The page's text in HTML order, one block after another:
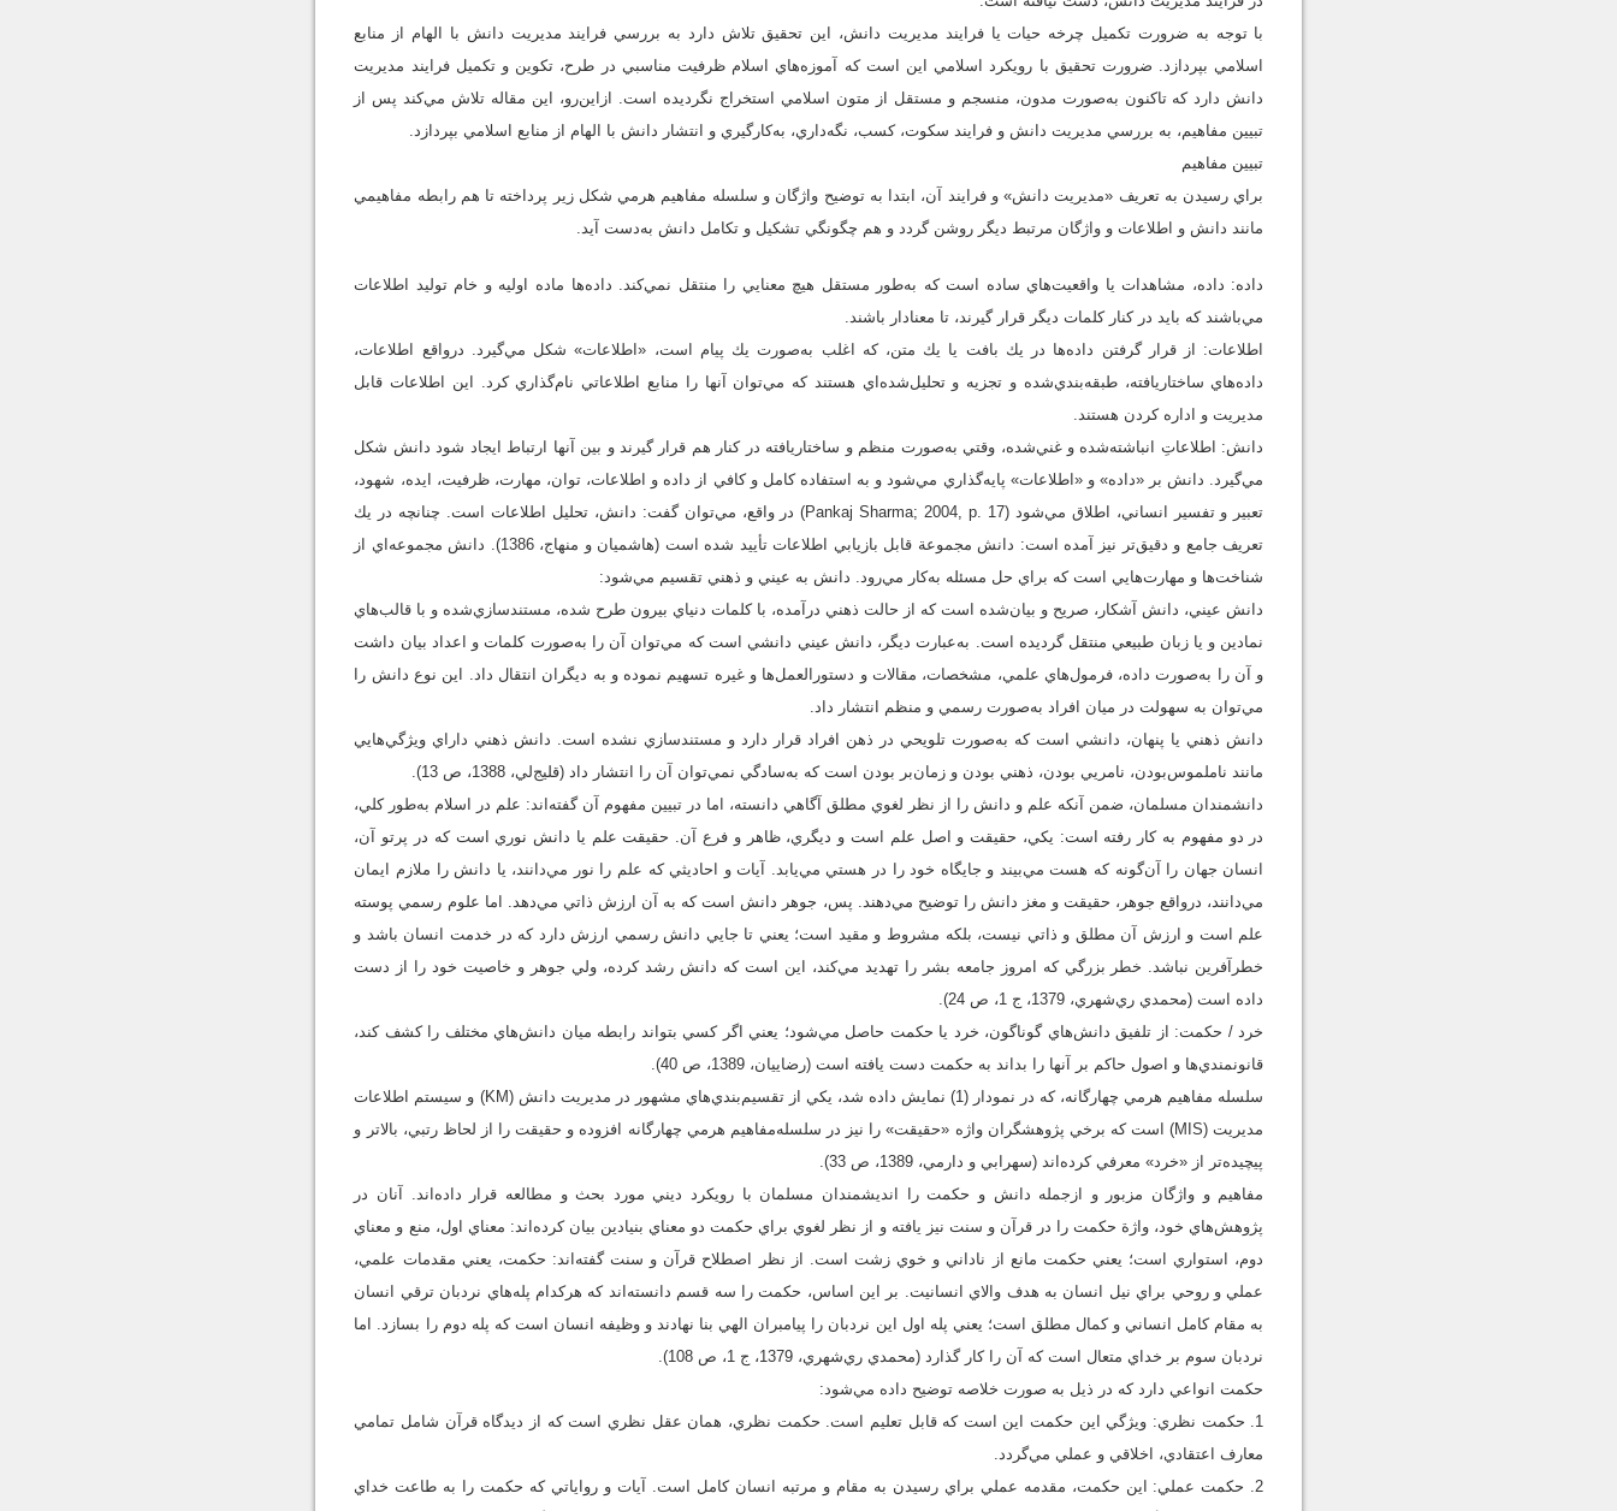
با توجه به ضرورت تكميل چرخه حيات يا فرايند مديريت دانش، اين تحقيق تلاش دارد به بررسي فرايند مديريت دانش با الهام از منابع
اسلامي بپردازد. ضرورت تحقيق با رويكرد اسلامي اين است كه آموزه‌هاي اسلام ظرفيت مناسبي در طرح، تكوين و تكميل فرايند مديريت
دانش دارد كه تاكنون به‌صورت مدون، منسجم و مستقل از متون اسلامي استخراج نگرديده است. ازاين‌رو، اين مقاله تلاش مي‌كند پس از
تبيين مفاهيم، به بررسي مديريت دانش و فرايند سكوت، كسب، نگه‌داري، به‌كارگيري و انتشار دانش با الهام از منابع اسلامي بپردازد.
تبيين مفاهيم
براي رسيدن به تعريف «مديريت دانش» و فرايند آن، ابتدا به توضيح واژگان و سلسله مفاهيم هرمي شكل زير پرداخته تا هم رابطه مفاهيمي
مانند دانش و اطلاعات و واژگان مرتبط ديگر روشن گردد و هم چگونگي تشكيل و تكامل دانش به‌دست آيد.
داده: داده، مشاهدات يا واقعيت‌هاي ساده است كه به‌طور مستقل هيچ معنايي را منتقل نمي‌كند. داده‌ها ماده اوليه و خام توليد اطلاعات
مي‌باشند كه بايد در كنار كلمات ديگر قرار گيرند، تا معنادار باشند.
اطلاعات: از قرار گرفتن داده‌ها در يك بافت يا يك متن، كه اغلب به‌صورت يك پيام است، «اطلاعات» شكل مي‌گيرد. در‌واقع اطلاعات،
داده‌هاي ساختاريافته، طبقه‌بندي‌شده و تجزيه و تحليل‌شده‌اي هستند كه مي‌توان آنها را منابع اطلاعاتي نام‌گذاري كرد. اين اطلاعات قابل
مديريت و اداره كردن هستند.
دانش: اطلاعاتِ انباشته‌شده و غني‌شده، وقتي به‌صورت منظم و ساختاريافته در كنار هم قرار گيرند و بين آنها ارتباط ايجاد شود دانش شكل
مي‌گيرد. دانش بر «داده» و «اطلاعات» پايه‌گذاري مي‌شود و به استفاده كامل و كافي از داده و اطلاعات، توان، مهارت، ظرفيت، ايده، شهود،
تعبير و تفسير انساني، اطلاق مي‌شود (Pankaj Sharma; 2004, p. 17) در ‌واقع، مي‌توان گفت: دانش، تحليل اطلاعات است. چنانچه در يك
تعريف جامع و دقيق‌تر نيز آمده است: دانش مجموعة قابل بازيابي اطلاعات تأييد شده است (هاشميان و منهاج، 1386). دانش مجموعه‌اي از
شناخت‌ها و مهارت‌هايي است كه براي حل مسئله به‌كار مي‌رود. دانش به عيني و ذهني تقسيم مي‌شود:
دانش عيني، دانش آشكار، صريح و بيان‌شده است كه از حالت ذهني درآمده، با كلمات دنياي بيرون طرح شده، مستندسازي‌شده و با قالب‌هاي
نمادين و يا زبان طبيعي منتقل گرديده است. به‌عبارت ديگر، دانش عيني دانشي است كه مي‌توان آن را به‌صورت كلمات و اعداد بيان داشت
و آن را به‌صورت داده، فرمول‌هاي علمي، مشخصات، مقالات و دستورالعمل‌ها و غيره تسهيم نموده و به ديگران انتقال داد. اين نوع دانش را
مي‌توان به سهولت در ميان افراد به‌صورت رسمي و منظم انتشار داد.
دانش ذهني يا پنهان، دانشي است كه به‌صورت تلويحي در ذهن افراد قرار دارد و مستندسازي نشده است. دانش ذهني داراي ويژگي‌هايي
مانند ناملموس‌بودن، نامريي بودن، ذهني بودن و زمان‌بر بودن است كه به‌سادگي نمي‌توان آن را انتشار داد (قليج‌لي، 1388، ص 13).
دانشمندان مسلمان، ضمن آنكه علم و دانش را از نظر لغوي مطلق آگاهي دانسته، اما در تبيين مفهوم آن گفته‌اند: علم در اسلام به‌طور كلي،
در دو مفهوم به كار رفته است: يكي، حقيقت و اصل علم است و ديگري، ظاهر و فرع آن. حقيقت علم يا دانش نوري است كه در پرتو آن،
انسان جهان را آن‌‌گونه كه هست مي‌بيند و جايگاه خود را در هستي مي‌يابد. آيات و احاديثي كه علم را نور مي‌دانند، يا دانش را ملازم ايمان
مي‌دانند، در‌واقع جوهر، حقيقت و مغز دانش را توضيح مي‌دهند. پس، جوهر دانش است كه به آن ارزش ذاتي مي‌دهد. اما علوم رسمي پوسته
علم است و ارزش آن مطلق و ذاتي نيست، بلكه مشروط و مقيد است؛ يعني تا جايي دانش رسمي ارزش دارد كه در خدمت انسان باشد و
خطرآفرين نباشد. خطر بزرگي كه امروز جامعه بشر را تهديد مي‌كند، اين است كه دانش رشد كرده، ولي جوهر و خاصيت خود را از دست
داده است (محمدي ري‌شهري، 1379، ج 1، ص 24).
خرد / حكمت: از تلفيق دانش‌هاي گوناگون، خرد يا حكمت حاصل مي‌شود؛ يعني اگر كسي بتواند رابطه ميان دانش‌هاي مختلف را كشف كند،
قانونمندي‌ها و اصول حاكم بر آنها را بداند به حكمت دست يافته است (رضاييان، 1389، ص 40).
سلسله مفاهيم هرمي چهارگانه، كه در نمودار (1) نمايش داده شد، يكي از تقسيم‌بندي‌هاي مشهور در مديريت دانش (KM) و سيستم اطلاعات
مديريت (MIS) است كه برخي پژوهشگران واژه «حقيقت» را نيز در سلسله‌مفاهيم هرمي چهارگانه افزوده و حقيقت را از لحاظ رتبي، بالاتر و
پيچيده‌تر از «خرد» معرفي كرده‌اند (سهرابي و دارمي، 1389، ص 33).
مفاهيم و واژگان مزبور و ازجمله دانش و حكمت را انديشمندان مسلمان با رويكرد ديني مورد بحث و مطالعه قرار داده‌اند. آنان در
پژوهش‌هاي خود، واژة حكمت را در قرآن و سنت نيز يافته و از نظر لغوي براي حكمت دو معناي بنيادين بيان كرده‌اند: معناي اول، منع و معناي
دوم، استواري است؛ يعني حكمت مانع از ناداني و خوي زشت است. از نظر اصطلاح قرآن و سنت گفته‌اند: حكمت، يعني مقدمات علمي،
عملي و روحي براي نيل انسان به هدف والاي انسانيت. بر اين اساس، حكمت را سه قسم دانسته‌اند كه هركدام پله‌هاي نردبان ترقي انسان
به مقام كامل انساني و كمال مطلق است؛ يعني پله اول اين نردبان را پيامبران الهي بنا نهادند و وظيفه انسان است كه پله دوم را بسازد. اما
نردبان سوم بر خداي متعال است كه آن را كار گذارد (محمدي ري‌شهري، 1379، ج 1، ص 108).
حكمت انواعي دارد كه در ذيل به صورت خلاصه توضيح داده مي‌شود:
1. حكمت نظري: ويژگي اين حكمت اين است كه قابل تعليم است. حكمت نظري، همان عقل نظري است كه از ديدگاه قرآن شامل تمامي
معارف اعتقادي، اخلاقي و عملي مي‌گردد.
2. حكمت عملي: اين حكمت، مقدمه عملي براي رسيدن به مقام و مرتبه انسان كامل است. آيات و رواياتي كه حكمت را به طاعت خداي